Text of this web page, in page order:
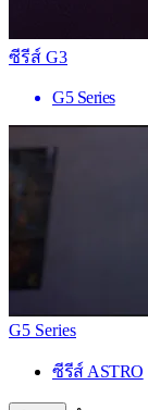
ซีรีส์ G3
G5 Series
G5 Series
ซีรีส์ ASTRO